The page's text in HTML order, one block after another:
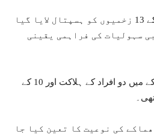
ان کا کہنا تھاکہ بم دھماکے کے 13 زخمیوں کو ہسپتال لایا گیا
سہولیات کی فراہمی یقینی
اس سے قبل پولیس نے دھماکے میں دو افراد کے ہلاکت اور 10 کے
کی نوعیت کا تعین کیا جا